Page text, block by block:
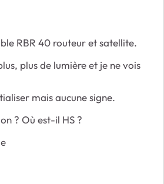
RBR 40 routeur et satellite.
plus de lumière et je ne vois
mais aucune signe.
? Où est-il HS ?